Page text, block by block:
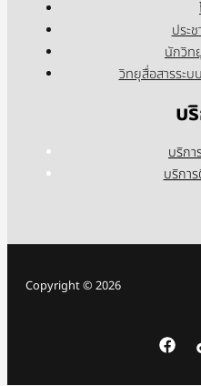
ประ
นักวิท
วิทยุสื่อสารระบ
บ
บริกา
บริกา
Copyright © 2026